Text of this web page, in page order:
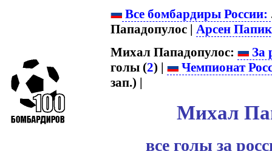
Все бомбардиры России:
Пападопулос | Арсен
Михал Пападопулос:
За
голы (2) |
Чемпионат
зап.) |
Михал
все голы за